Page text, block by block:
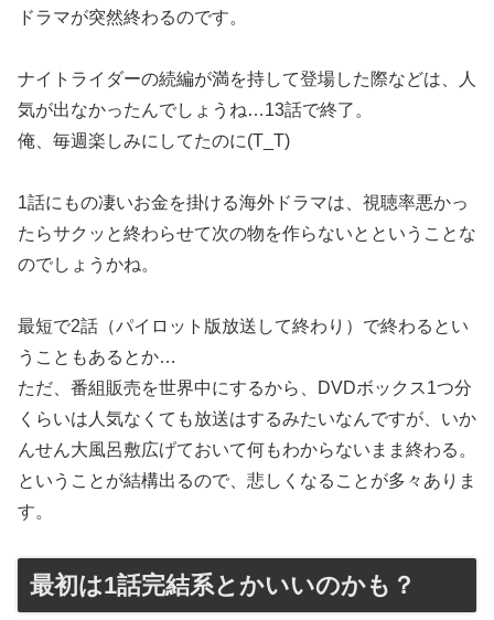
ドラマが突然終わるのです。
ナイトライダーの続編が満を持して登場した際などは、人
気が出なかったんでしょうね…13話で終了。
俺、毎週楽しみにしてたのに(T_T)
1話にもの凄いお金を掛ける海外ドラマは、視聴率悪かっ
たらサクッと終わらせて次の物を作らないとということな
のでしょうかね。
最短で2話（パイロット版放送して終わり）で終わるとい
うこともあるとか…
ただ、番組販売を世界中にするから、DVDボックス1つ分
くらいは人気なくても放送はするみたいなんですが、いか
んせん大風呂敷広げておいて何もわからないまま終わる。
ということが結構出るので、悲しくなることが多々ありま
す。
最初は1話完結系とかいいのかも？